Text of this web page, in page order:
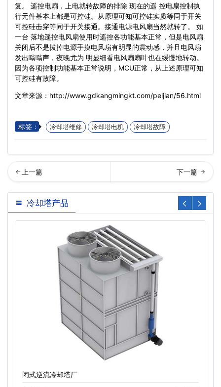
复。 遥控电扇，上电就转故障的排除 现在的遥 控电扇控制执
行元件基本上都是可控硅。从原理可知可控硅实质等同于开关
可控硅击穿等同于开关接通。接通电源电风扇当然就转了。 如
一台 落地遥控电风扇使用时遥控各功能基本正常，但是电风扇
关闭后不是拔掉电源手摸电风扇有明显的震动感，并且电风扇
发出嗡嗡声，夜晚尤为 明显细看电风扇扇叶也在缓慢地转动。
因为各项控制功能基本正常说明，MCU正常，从上述原理可知
可控硅有故障。
文章来源：http://www.gdkangmingkt.com/peijian/56.html
标签： 冷却塔维修 冷却塔电机 冷却塔故障
却塔电机保养… 却塔电机节能厂家价格
冷却塔产品
闭式逆流冷却塔厂